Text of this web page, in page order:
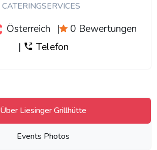
CATERINGSERVICES
Österreich |
0 Bewertungen
|
Telefon
Über Liesinger Grillhütte
Events Photos